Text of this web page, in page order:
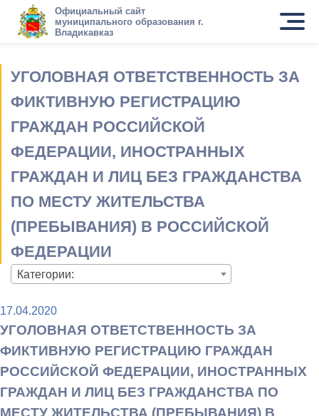
Официальный сайт
муниципального образования г.
Владикавказ
УГОЛОВНАЯ ОТВЕТСТВЕННОСТЬ ЗА
ФИКТИВНУЮ РЕГИСТРАЦИЮ
ГРАЖДАН РОССИЙСКОЙ
ФЕДЕРАЦИИ, ИНОСТРАННЫХ
ГРАЖДАН И ЛИЦ БЕЗ ГРАЖДАНСТВА
ПО МЕСТУ ЖИТЕЛЬСТВА
(ПРЕБЫВАНИЯ) В РОССИЙСКОЙ
ФЕДЕРАЦИИ
Категории:
17.04.2020
УГОЛОВНАЯ ОТВЕТСТВЕННОСТЬ ЗА
ФИКТИВНУЮ РЕГИСТРАЦИЮ ГРАЖДАН
РОССИЙСКОЙ ФЕДЕРАЦИИ, ИНОСТРАННЫХ
ГРАЖДАН И ЛИЦ БЕЗ ГРАЖДАНСТВА ПО
МЕСТУ ЖИТЕЛЬСТВА (ПРЕБЫВАНИЯ) В